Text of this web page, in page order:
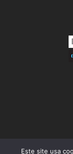
Este site usa